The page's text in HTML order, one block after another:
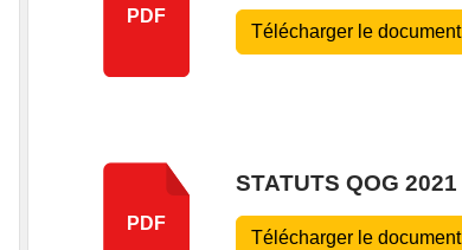
PDF
Télécharger le document
PDF
STATUTS QOG 2021
Télécharger le document